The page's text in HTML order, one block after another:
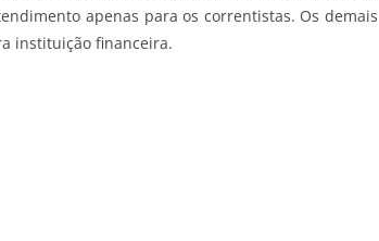
apenas para os correntistas. Os demais
instituição financeira.